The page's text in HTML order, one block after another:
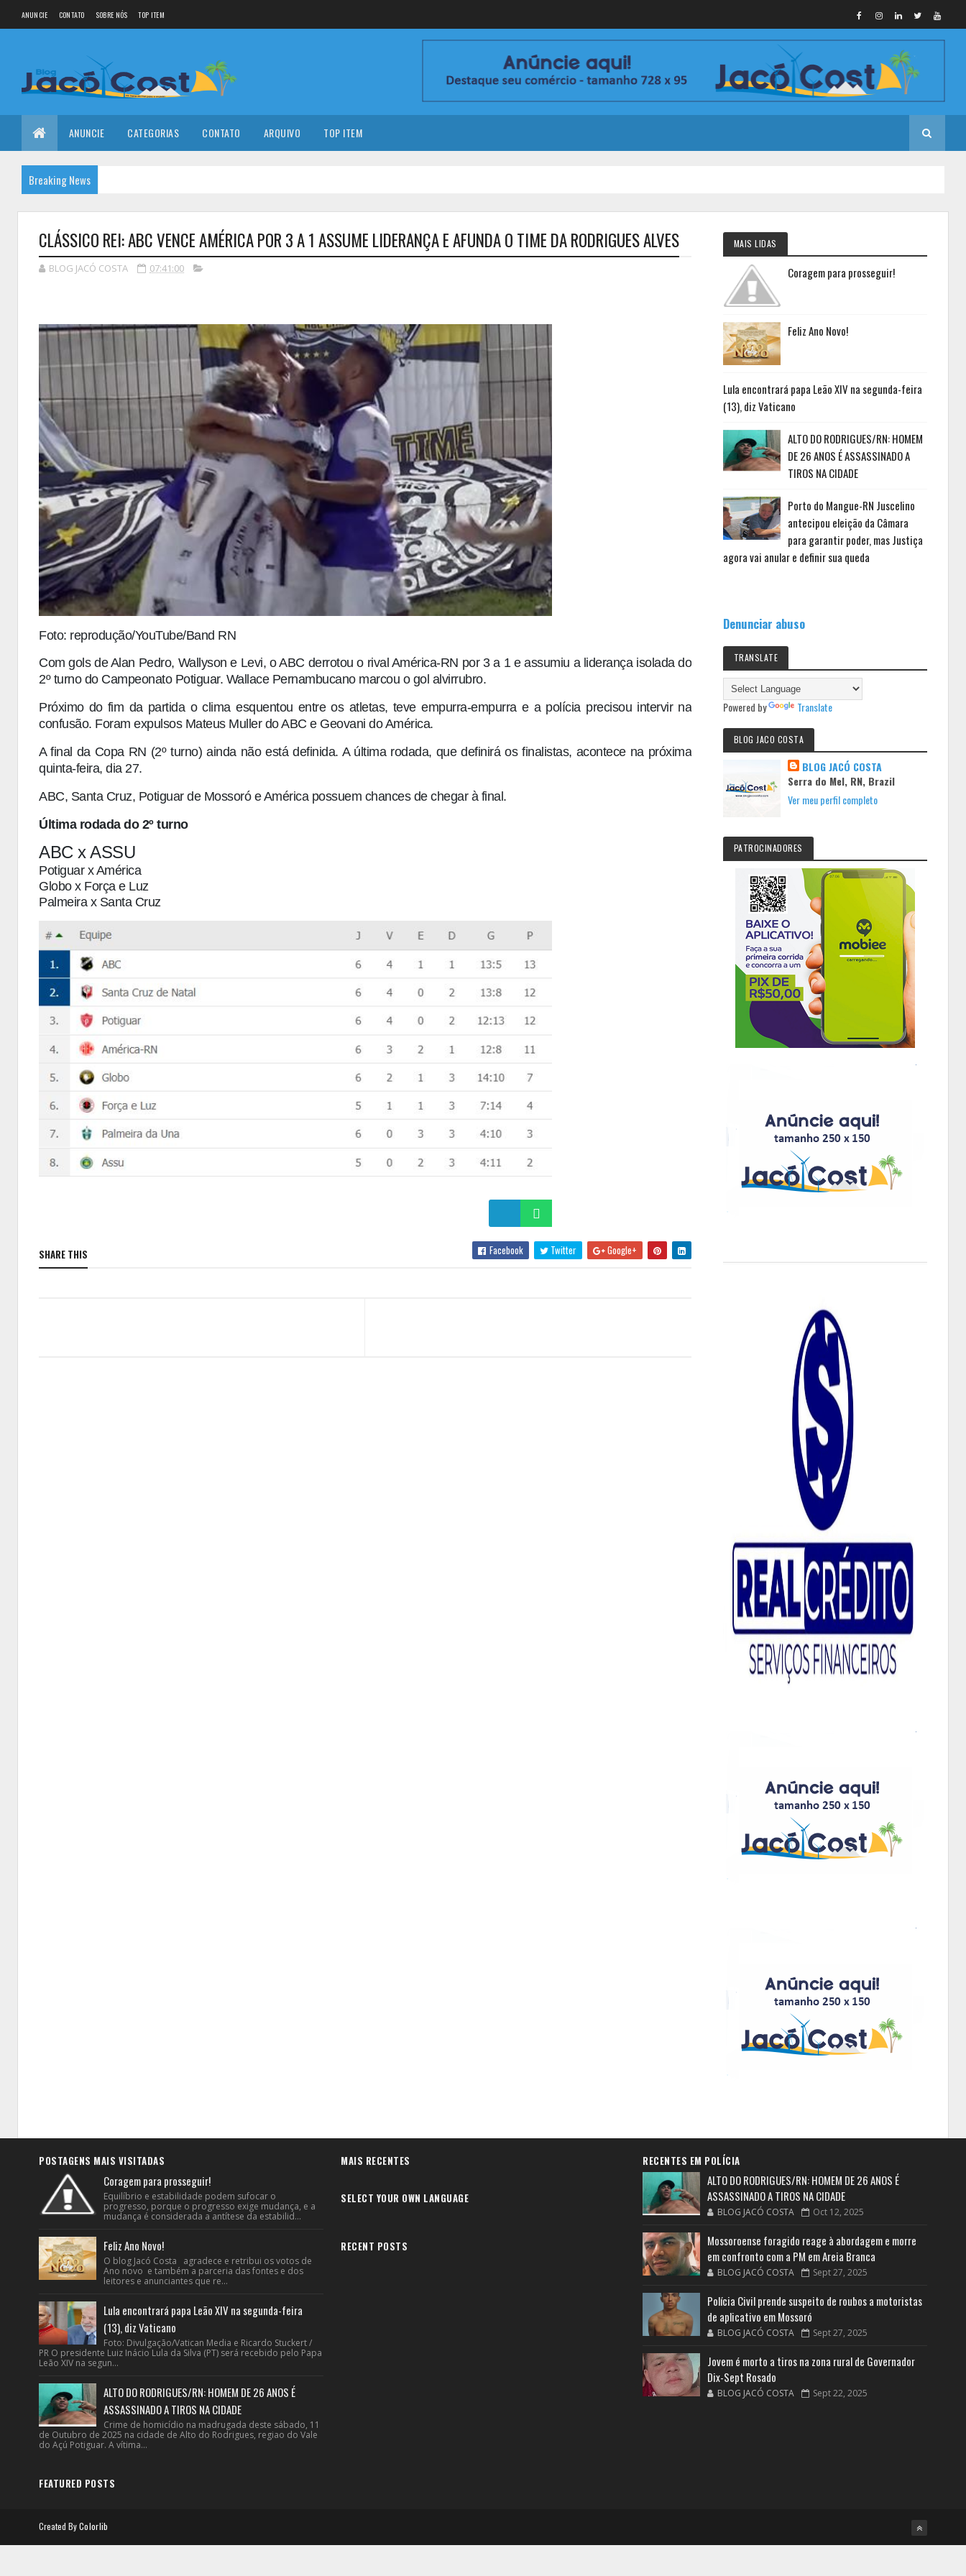
ANUNCIE CONTATO SOBRE NÓS TOP ITEM
ANUNCIE CATEGORIAS CONTATO ARQUIVO TOP ITEM
Breaking News
CLÁSSICO REI: ABC VENCE AMÉRICA POR 3 A 1 ASSUME LIDERANÇA E AFUNDA O TIME DA RODRIGUES ALVES
BLOG JACÓ COSTA 07:41:00
Foto: reprodução/YouTube/Band RN
Com gols de Alan Pedro, Wallyson e Levi, o ABC derrotou o rival América-RN por 3 a 1 e assumiu a liderança isolada do
2º turno do Campeonato Potiguar. Wallace Pernambucano marcou o gol alvirrubro.
Próximo do fim da partida o clima esquentou entre os atletas, teve empurra-empurra e a polícia precisou intervir na
confusão. Foram expulsos Mateus Muller do ABC e Geovani do América.
A final da Copa RN (2º turno) ainda não está definida. A última rodada, que definirá os finalistas, acontece na próxima
quinta-feira, dia 27.
ABC, Santa Cruz, Potiguar de Mossoró e América possuem chances de chegar à final.
Última rodada do 2º turno
ABC x ASSU
Potiguar x América
Globo x Força e Luz
Palmeira x Santa Cruz
SHARE THIS Facebook Twitter Google+
MAIS LIDAS
Coragem para prosseguir!
Feliz Ano Novo!
Lula encontrará papa Leão XIV na segunda-feira
(13), diz Vaticano
ALTO DO RODRIGUES/RN: HOMEM
DE 26 ANOS É ASSASSINADO A
TIROS NA CIDADE
Porto do Mangue-RN Juscelino
antecipou eleição da Câmara
para garantir poder, mas Justiça
agora vai anular e definir sua queda
Denunciar abuso
TRANSLATE
Powered by Translate
BLOG JACO COSTA
BLOG JACÓ COSTA
Serra do Mel, RN, Brazil
Ver meu perfil completo
PATROCINADORES
POSTAGENS MAIS VISITADAS
Coragem para prosseguir!
Equilíbrio e estabilidade podem sufocar o
progresso, porque o progresso exige mudança, e a
mudança é considerada a antítese da estabilid...
Feliz Ano Novo!
O blog Jacó Costa agradece e retribui os votos de
Ano novo e também a parceria das fontes e dos
leitores e anunciantes que re...
Lula encontrará papa Leão XIV na segunda-feira
(13), diz Vaticano
Foto: Divulgação/Vatican Media e Ricardo Stuckert /
PR O presidente Luiz Inácio Lula da Silva (PT) será recebido pelo Papa
Leão XIV na segun...
ALTO DO RODRIGUES/RN: HOMEM DE 26 ANOS É
ASSASSINADO A TIROS NA CIDADE
Crime de homicídio na madrugada deste sábado, 11
de Outubro de 2025 na cidade de Alto do Rodrigues, regiao do Vale
do Açú Potiguar. A vítima...
FEATURED POSTS
MAIS RECENTES
SELECT YOUR OWN LANGUAGE
RECENT POSTS
RECENTES EM POLÍCIA
ALTO DO RODRIGUES/RN: HOMEM DE 26 ANOS É
ASSASSINADO A TIROS NA CIDADE
BLOG JACÓ COSTA Oct 12, 2025
Mossoroense foragido reage à abordagem e morre
em confronto com a PM em Areia Branca
BLOG JACÓ COSTA Sept 27, 2025
Polícia Civil prende suspeito de roubos a motoristas
de aplicativo em Mossoró
BLOG JACÓ COSTA Sept 27, 2025
Jovem é morto a tiros na zona rural de Governador
Dix-Sept Rosado
BLOG JACÓ COSTA Sept 22, 2025
Created ByColorlib